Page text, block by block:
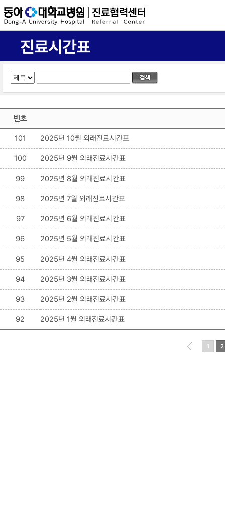
진료시간표
번호
101 2025년 10월 외래진료시간표
100 2025년 9월 외래진료시간표
99 2025년 8월 외래진료시간표
98 2025년 7월 외래진료시간표
97 2025년 6월 외래진료시간표
96 2025년 5월 외래진료시간표
95 2025년 4월 외래진료시간표
94 2025년 3월 외래진료시간표
93 2025년 2월 외래진료시간표
92 2025년 1월 외래진료시간표
1 2